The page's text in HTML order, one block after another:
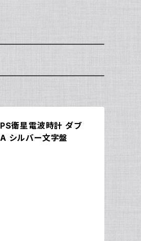
衛星電波時計 ダブ
シルバー文字盤